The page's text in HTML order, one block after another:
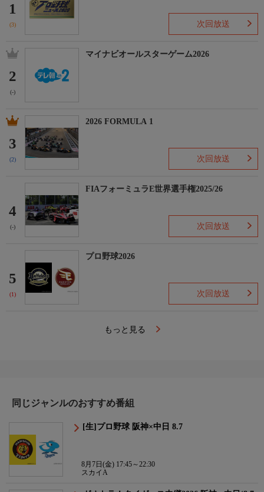
1
(3) 次回放送
2
(-)
マイナビオールスターゲーム2026
3
(2)
2026 FORMULA 1
次回放送
4
(-)
FIAフォーミュラE世界選手権2025/26
次回放送
5
(1)
プロ野球2026
次回放送
もっと見る
同じジャンルのおすすめ番組
[生]プロ野球 阪神×中日 8.7
8月7日(金) 17:45～22:30
スカイA